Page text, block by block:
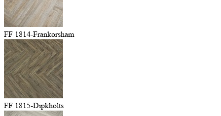
FF 1814-Frankorsham
FF 1815-Dipkholts